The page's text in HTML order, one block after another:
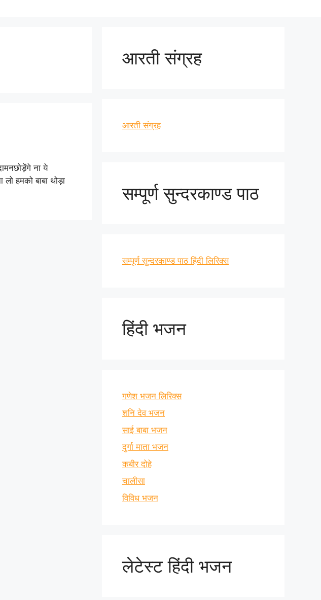
ना ये
हमको बाबा थोड़ा
आरती संग्रह
आरती संग्रह
सम्पूर्ण सुन्दरकाण्ड पाठ
सम्पूर्ण सुन्दरकाण्ड पाठ हिंदी लिरिक्स
हिंदी भजन
गणेश भजन लिरिक्स
शनि देव भजन
साई बाबा भजन
दुर्गा माता भजन
कबीर दोहे
चालीसा
विविध भजन
लेटेस्ट हिंदी भजन